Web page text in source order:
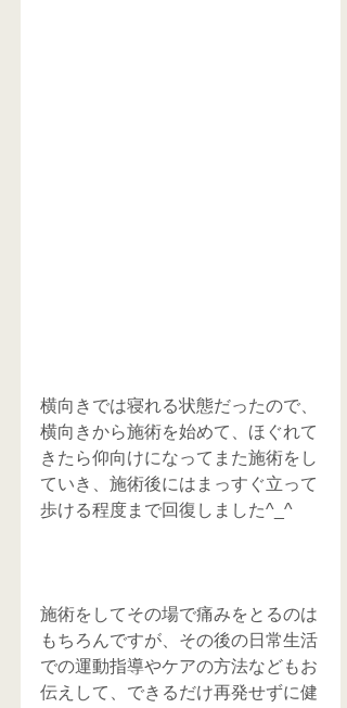
横向きでは寝れる状態だったので、
横向きから施術を始めて、ほぐれて
きたら仰向けになってまた施術をし
ていき、施術後にはまっすぐ立って
歩ける程度まで回復しました^_^
施術をしてその場で痛みをとるのは
もちろんですが、その後の日常生活
での運動指導やケアの方法などもお
伝えして、できるだけ再発せずに健